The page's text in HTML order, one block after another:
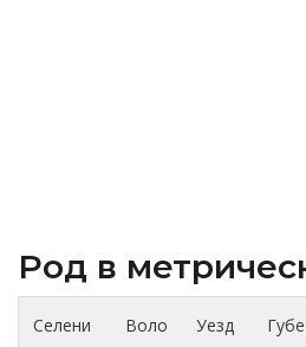
Род в
Селени
Воло
Уезд
Губе